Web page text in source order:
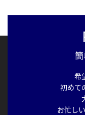
希
初めて
お忙し